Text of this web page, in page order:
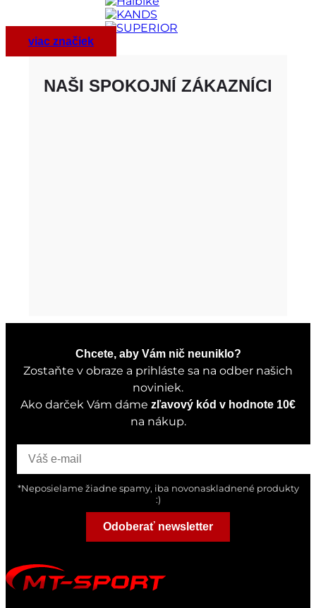
viac značiek
NAŠI SPOKOJNÍ ZÁKAZNÍCI
Chcete, aby Vám nič neuniklo?
Zostaňte v obraze a prihláste sa na odber našich
noviniek.
Ako darček Vám dáme zľavový kód v hodnote 10€
na nákup.
*Neposielame žiadne spamy, iba novonaskladnené produkty
:)
Odoberať newsletter